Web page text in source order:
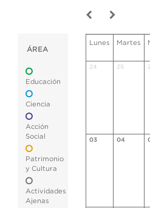
ÁREA
Educación
Ciencia
Acción
Social
Patrimonio
y Cultura
Actividades
Ajenas
Lunes Martes
24 25
03 04